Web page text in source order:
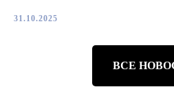
31.10.2025
ВСЕ